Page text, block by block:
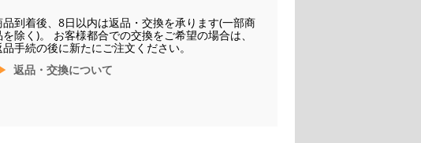
品到着後、8日以内は返品・交換を承ります(一部商
を除く)。 お客様都合での交換をご希望の場合は、
品手続の後に新たにご注文ください。
返品・交換について